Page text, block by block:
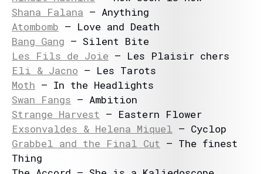
Shana Falana – Anything
Atombomb – Love and Death
Bang Gang – Silent Bite
Les Fils de Joie – Les Plaisir chers
Eli & Jacno – Les Tarots
Moth – In the Headlights
Swan Fangs – Ambition
Strange Harvest – Eastern Flower
Exsonvaldes & Helena Miquel – Cyclop
Grabbel and the Final Cut – The finest
Thing